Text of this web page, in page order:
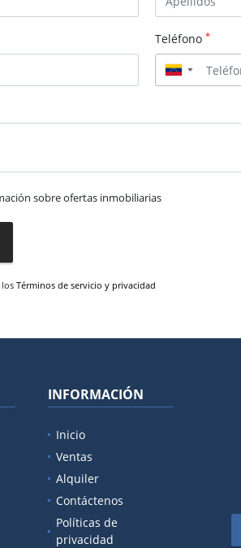
Teléfono *
▼
sobre ofertas inmobiliarias
Términos de servicio y privacidad
INFORMACIÓN
Inicio
Ventas
Alquiler
Contáctenos
Políticas de
privacidad